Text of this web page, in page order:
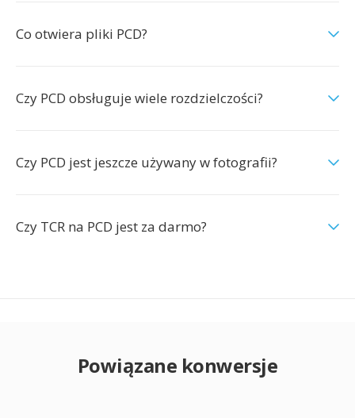
Co otwiera pliki PCD?
Czy PCD obsługuje wiele rozdzielczości?
Czy PCD jest jeszcze używany w fotografii?
Czy TCR na PCD jest za darmo?
Powiązane konwersje